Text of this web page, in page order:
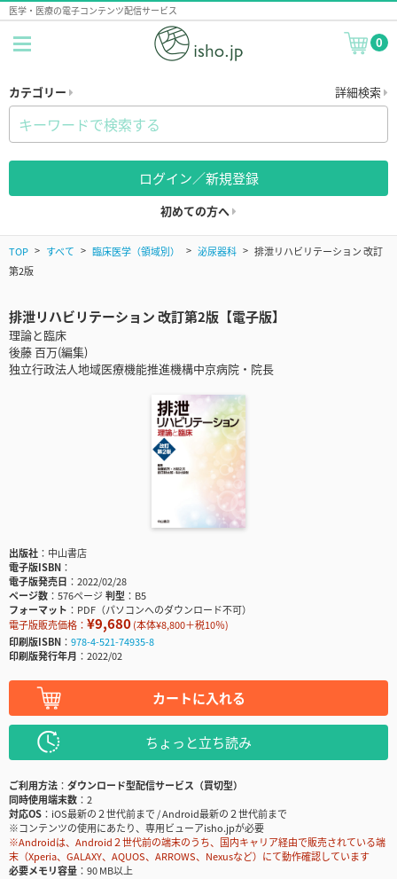
医学・医療の電子コンテンツ配信サービス
0
カテゴリー 詳細検索
ログイン／新規登録
初めての方へ
TOP すべて 臨床医学（領域別） 泌尿器科
排泄リハビリテーション 改訂
第2版
排泄リハビリテーション 改訂第2版【電子版】
理論と臨床
後藤 百万(編集)
独立行政法人地域医療機能推進機構中京病院・院長
出版社
中山書店
電子版ISBN
電子版発売日
2022/02/28
ページ数
576ページ判型
B5
フォーマット
PDF（パソコンへのダウンロード不可）
電子版販売価格： ¥9,680(本体¥8,800＋税10％)
印刷版ISBN
978-4-521-74935-8
印刷版発行年月
2022/02
カートに入れる
ちょっと立ち読み
ご利用方法
ダウンロード型配信サービス（買切型）
同時使用端末数
2
対応OS
iOS最新の２世代前まで / Android最新の２世代前まで
※コンテンツの使用にあたり、専用ビューアisho.jpが必要
※Androidは、Android２世代前の端末のうち、国内キャリア経由で販売されている端
末（Xperia、GALAXY、AQUOS、ARROWS、Nexusなど）にて動作確認しています
必要メモリ容量
90 MB以上